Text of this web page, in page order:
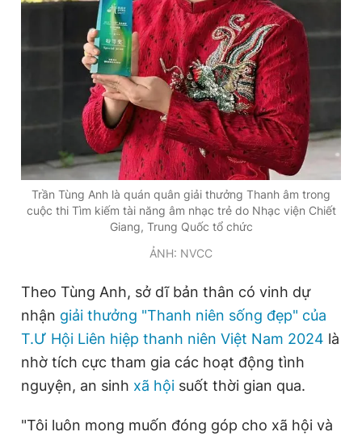
Trần Tùng Anh là quán quân giải thưởng Thanh âm trong
cuộc thi Tìm kiếm tài năng âm nhạc trẻ do Nhạc viện Chiết
Giang, Trung Quốc tổ chức
ẢNH: NVCC
Theo Tùng Anh, sở dĩ bản thân có vinh dự
nhận giải thưởng "Thanh niên sống đẹp" của
T.Ư Hội Liên hiệp thanh niên Việt Nam 2024 là
nhờ tích cực tham gia các hoạt động tình
nguyện, an sinh xã hội suốt thời gian qua.
"Tôi luôn mong muốn đóng góp cho xã hội và